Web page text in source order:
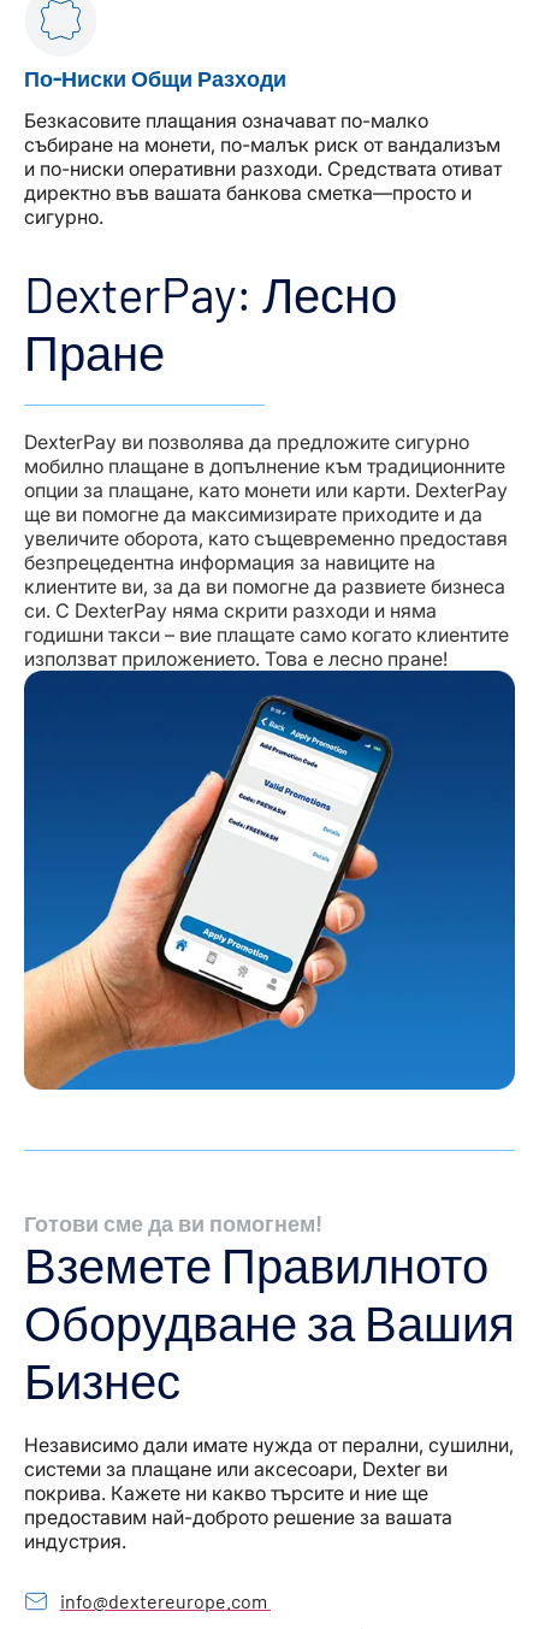
По-Ниски Общи Разходи
Безкасовите плащания означават по-малко
събиране на монети, по-малък риск от вандализъм
и по-ниски оперативни разходи. Средствата отиват
директно във вашата банкова сметка—просто и
сигурно.
DexterPay: Лесно
Пране
DexterPay ви позволява да предложите сигурно
мобилно плащане в допълнение към традиционните
опции за плащане, като монети или карти. DexterPay
ще ви помогне да максимизирате приходите и да
увеличите оборота, като същевременно предоставя
безпрецедентна информация за навиците на
клиентите ви, за да ви помогне да развиете бизнеса
си. С DexterPay няма скрити разходи и няма
годишни такси – вие плащате само когато клиентите
използват приложението. Това е лесно пране!
Готови сме да ви помогнем!
Вземете Правилното
Оборудване за Вашия
Бизнес
Независимо дали имате нужда от перални, сушилни,
системи за плащане или аксесоари, Dexter ви
покрива. Кажете ни какво търсите и ние ще
предоставим най-доброто решение за вашата
индустрия.
info@dextereurope.com